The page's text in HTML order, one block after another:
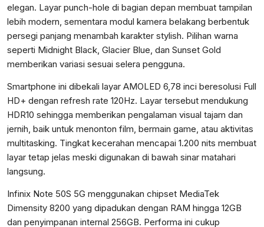
elegan. Layar punch-hole di bagian depan membuat tampilan
lebih modern, sementara modul kamera belakang berbentuk
persegi panjang menambah karakter stylish. Pilihan warna
seperti Midnight Black, Glacier Blue, dan Sunset Gold
memberikan variasi sesuai selera pengguna.
Smartphone ini dibekali layar AMOLED 6,78 inci beresolusi Full
HD+ dengan refresh rate 120Hz. Layar tersebut mendukung
HDR10 sehingga memberikan pengalaman visual tajam dan
jernih, baik untuk menonton film, bermain game, atau aktivitas
multitasking. Tingkat kecerahan mencapai 1.200 nits membuat
layar tetap jelas meski digunakan di bawah sinar matahari
langsung.
Infinix Note 50S 5G menggunakan chipset MediaTek
Dimensity 8200 yang dipadukan dengan RAM hingga 12GB
dan penyimpanan internal 256GB. Performa ini cukup